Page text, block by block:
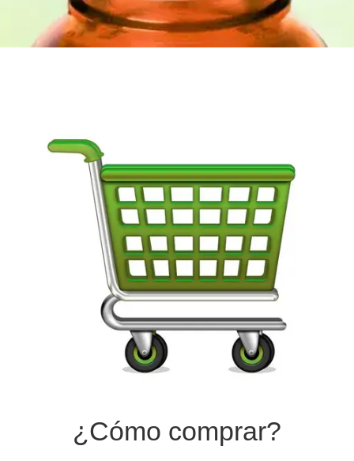
¿Cómo comprar?